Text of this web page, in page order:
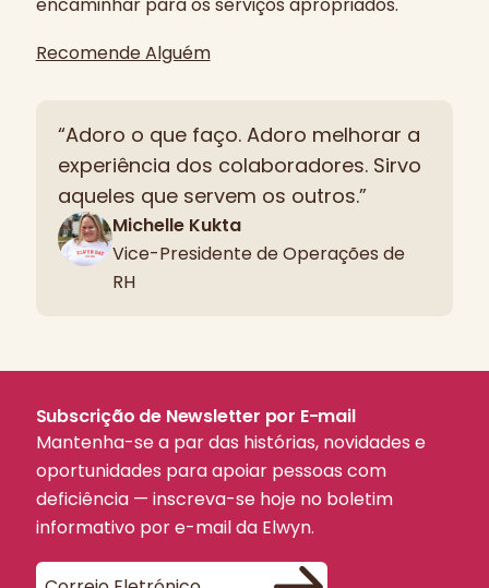
Recomende Alguém
“Adoro o que faço. Adoro melhorar a
experiência dos colaboradores. Sirvo
aqueles que servem os outros.”
Michelle Kukta
Vice-Presidente de Operações de
RH
Subscrição de Newsletter por E-mail
Mantenha-se a par das histórias, novidades e
oportunidades para apoiar pessoas com
deficiência — inscreva-se hoje no boletim
informativo por e-mail da Elwyn.